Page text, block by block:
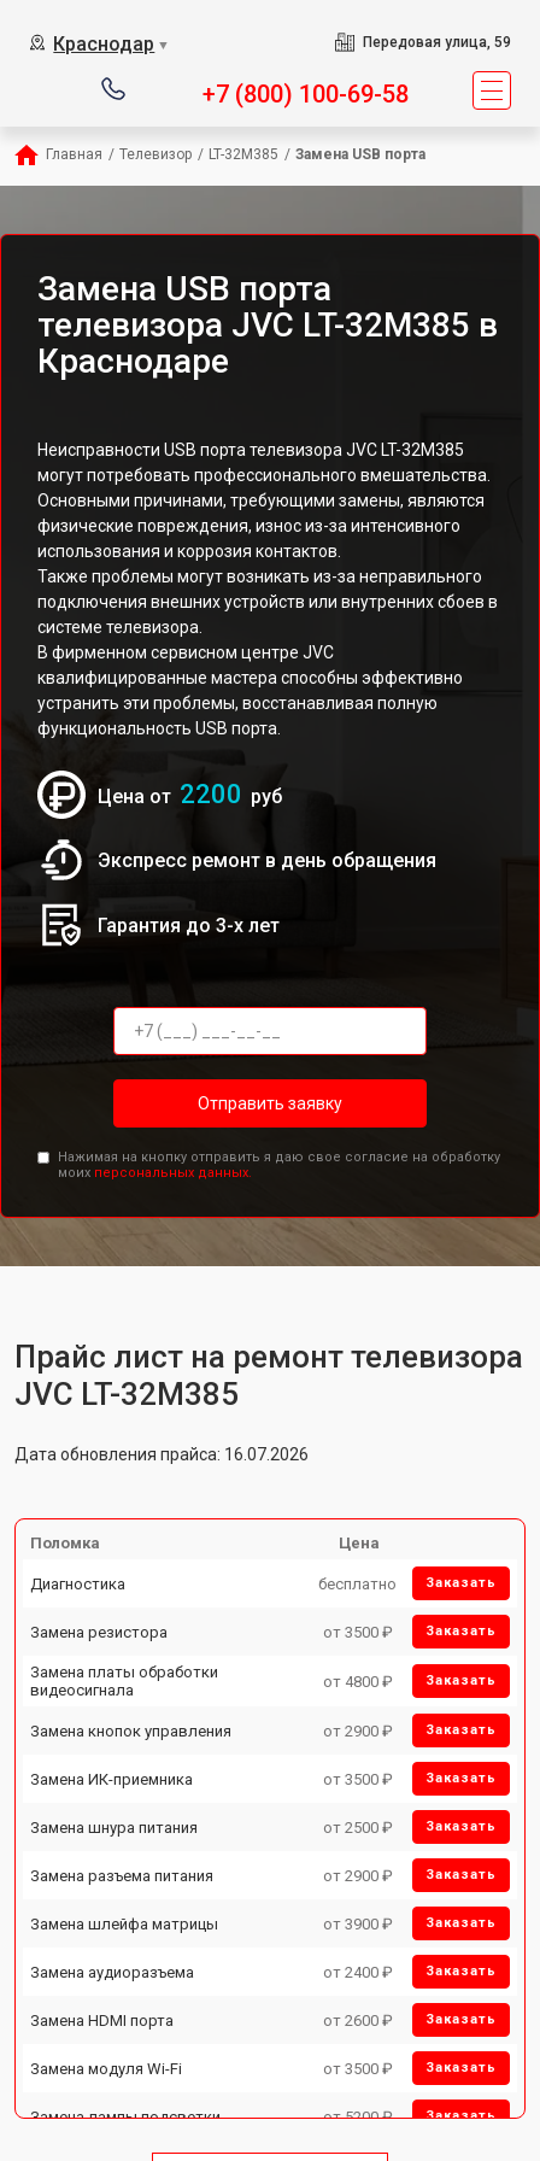
Краснодар ▼ Передовая улица, 59
+7 (800) 100-69-58
Главная / Телевизор / LT-32M385 / Замена USB порта
Замена USB порта
телевизора JVC LT-32M385 в
Краснодаре
Неисправности USB порта телевизора JVC LT-32M385
могут потребовать профессионального вмешательства.
Основными причинами, требующими замены, являются
физические повреждения, износ из-за интенсивного
использования и коррозия контактов.
Также проблемы могут возникать из-за неправильного
подключения внешних устройств или внутренних сбоев в
системе телевизора.
В фирменном сервисном центре JVC
квалифицированные мастера способны эффективно
устранить эти проблемы, восстанавливая полную
функциональность USB порта.
Цена от 2200 руб
Экспресс ремонт в день обращения
Гарантия до 3-х лет
Отправить заявку
Нажимая на кнопку отправить я даю свое согласие на обработку
моих персональных данных.
Прайс лист на ремонт телевизора
JVC LT-32M385
Дата обновления прайса: 16.07.2026
Поломка Цена
Диагностика бесплатно Заказать
Замена резистора от 3500 ₽ Заказать
Замена платы обработки
видеосигнала
от 4800 ₽ Заказать
Замена кнопок управления от 2900 ₽ Заказать
Замена ИК-приемника от 3500 ₽ Заказать
Замена шнура питания от 2500 ₽ Заказать
Замена разъема питания от 2900 ₽ Заказать
Замена шлейфа матрицы от 3900 ₽ Заказать
Замена аудиоразъема от 2400 ₽ Заказать
Замена HDMI порта от 2600 ₽ Заказать
Замена модуля Wi-Fi от 3500 ₽ Заказать
Замена лампы подсветки от 5200 ₽ Заказать